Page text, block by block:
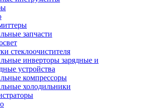
запчасти
стеклоочистителя
инверторы зарядные и
устройства
компрессоры
холодильники